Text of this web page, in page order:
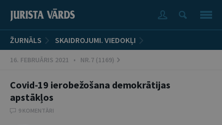
ŽURNĀLS SKAIDROJUMI. VIEDOKĻI
16. FEBRUĀRIS 2021 • NR.7 (1169)
Covid-19 ierobežošana demokrātijas
apstākļos
9 KOMENTĀRI